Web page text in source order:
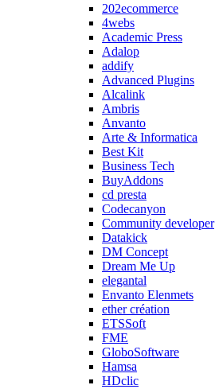
202ecommerce
4webs
Academic Press
Adalop
addify
Advanced Plugins
Alcalink
Ambris
Anvanto
Arte & Informatica
Best Kit
Business Tech
BuyAddons
cd presta
Codecanyon
Community developer
Datakick
DM Concept
Dream Me Up
elegantal
Envanto Elenmets
ether création
ETSSoft
FME
GloboSoftware
Hamsa
HDclic